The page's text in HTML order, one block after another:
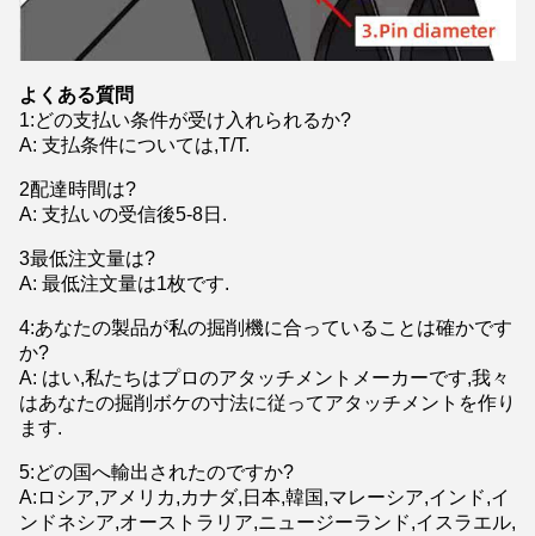
よくある質問
1:どの支払い条件が受け入れられるか?
A: 支払条件については,T/T.
2配達時間は?
A: 支払いの受信後5-8日.
3最低注文量は?
A: 最低注文量は1枚です.
4:あなたの製品が私の掘削機に合っていることは確かです
か?
A: はい,私たちはプロのアタッチメントメーカーです,我々
はあなたの掘削ボケの寸法に従ってアタッチメントを作り
ます.
5:どの国へ輸出されたのですか?
A:ロシア,アメリカ,カナダ,日本,韓国,マレーシア,インド,イ
ンドネシア,オーストラリア,ニュージーランド,イスラエル,